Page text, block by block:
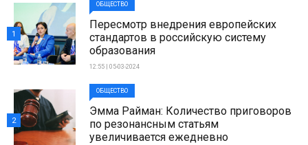
ОБЩЕСТВО
Пересмотр внедрения европейских
стандартов в российскую систему
образования
12:55 | 05-03-2024
1
ОБЩЕСТВО
Эмма Райман: Количество приговоров
по резонансным статьям
увеличивается ежедневно
2